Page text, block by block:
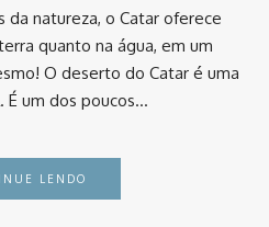
da natureza, o Catar oferece
quanto na água, em um
O deserto do Catar é uma
É um dos poucos…
LENDO